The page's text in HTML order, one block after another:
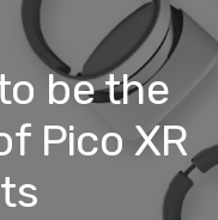
be the
Pico XR